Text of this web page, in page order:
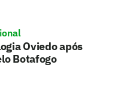
Oviedo após
Botafogo